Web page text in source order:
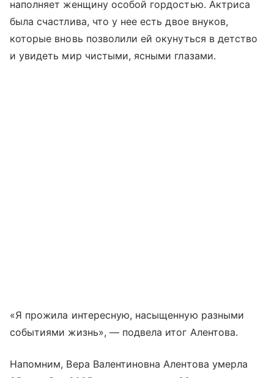
наполняет женщину особой гордостью. Актриса
была счастлива, что у нее есть двое внуков,
которые вновь позволили ей окунуться в детство
и увидеть мир чистыми, ясными глазами.
«Я прожила интересную, насыщенную разными
событиями жизнь», — подвела итог Алентова.
Напомним, Вера Валентиновна Алентова умерла